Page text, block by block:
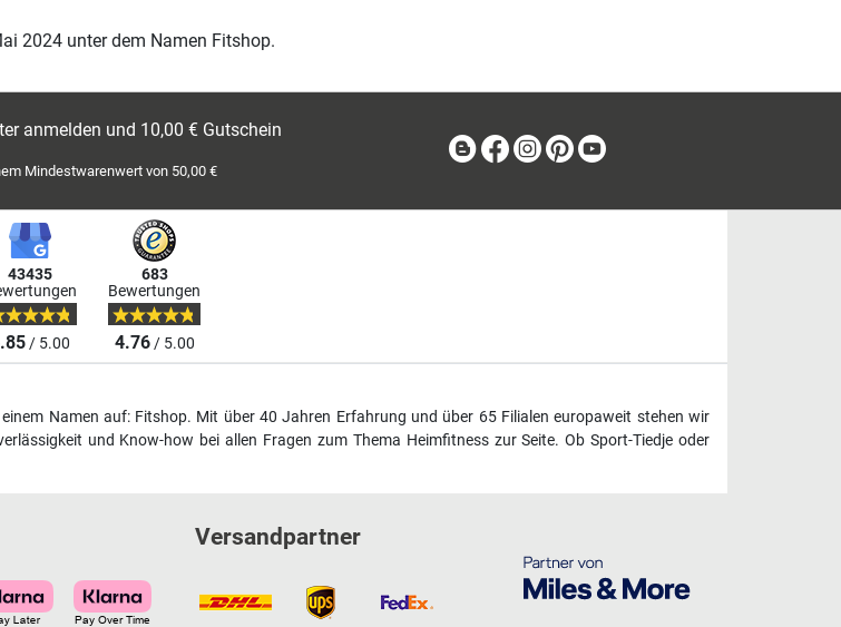
2024 unter dem Namen Fitshop.
anmelden und 10,00 € Gutschein
Mindestwarenwert von 50,00 €
BlogFacebook
Instagram
Pinterest
43435
/ 5.00
683
Bewertungen
4.76/ 5.00
Namen auf: Fitshop. Mit über 40 Jahren Erfahrung und über 65 Filialen europaweit stehen wir
und Know-how bei allen Fragen zum Thema Heimfitness zur Seite. Ob Sport-Tiedje oder
Versandpartner